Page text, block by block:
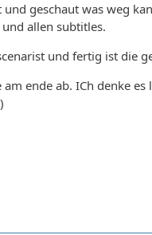
geschaut was weg
allen subtitles.
und fertig ist die
ende ab. ICh denke